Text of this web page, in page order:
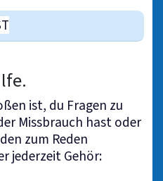
ist, du Fragen zu
Missbrauch hast oder
zum Reden
jederzeit Gehör: